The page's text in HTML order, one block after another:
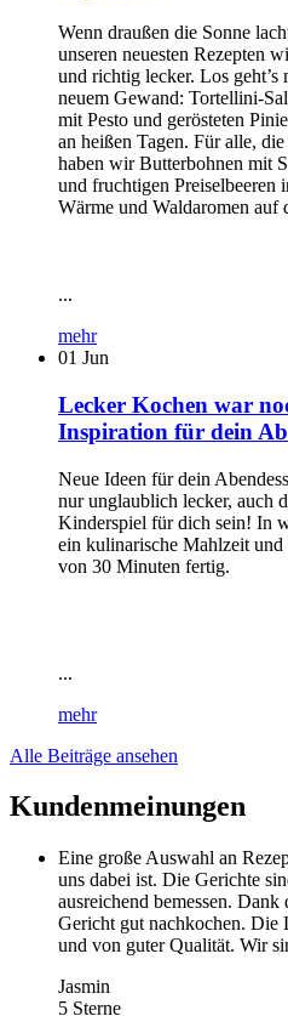
Wenn draußen die Sonne
unseren neuesten Rezepten
und richtig lecker. Los
neuem Gewand: Tortellini-
mit Pesto und gerösteten
an heißen Tagen. Für alle,
haben wir Butterbohnen mit
und fruchtigen Preiselbeeren
Wärme und Waldaromen auf
...
mehr
01 Jun
Lecker Kochen war
Inspiration für dein
Neue Ideen für dein
nur unglaublich lecker, auch
Kinderspiel für dich sein! In
ein kulinarische Mahlzeit und
von 30 Minuten fertig.
...
mehr
Alle Beiträge ansehen
Kundenmeinungen
Eine große Auswahl an
uns dabei ist. Die Gerichte
ausreichend bemessen.
Gericht gut nachkochen. Die
und von guter Qualität. Wir
Jasmin
5 Sterne